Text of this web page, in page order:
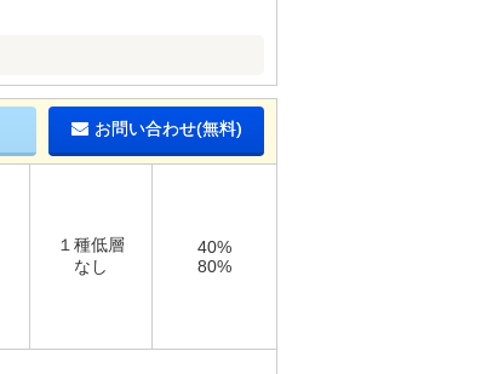
お問い合わせ(無料)
１種低層
なし
40%
80%